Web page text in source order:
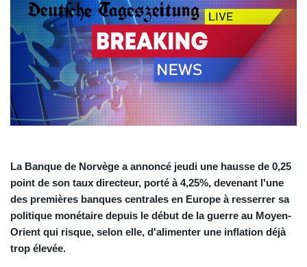
La Banque de Norvège a annoncé jeudi une hausse de 0,25
point de son taux directeur, porté à 4,25%, devenant l'une
des premières banques centrales en Europe à resserrer sa
politique monétaire depuis le début de la guerre au Moyen-
Orient qui risque, selon elle, d'alimenter une inflation déjà
trop élevée.